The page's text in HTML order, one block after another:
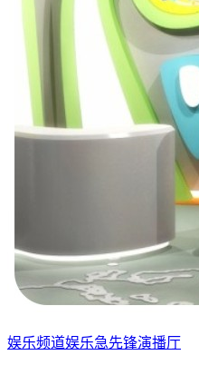
娱乐频道娱乐急先锋演播厅